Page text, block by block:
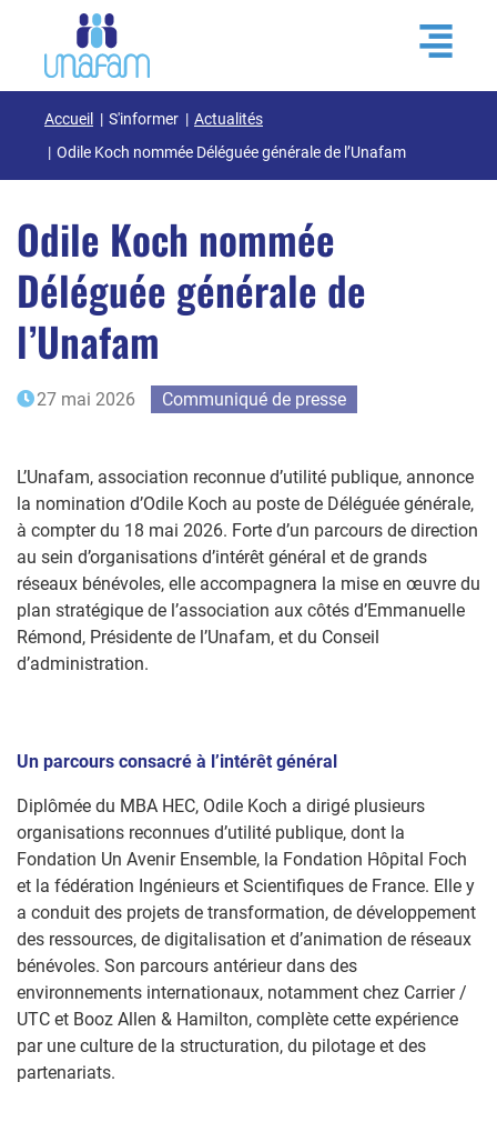
Accueil S'informer
Actualités
Odile Koch nommée Déléguée générale de l’Unafam
Odile Koch nommée
Déléguée générale de
l’Unafam
27 mai 2026 Communiqué de presse
L’Unafam, association reconnue d’utilité publique, annonce
la nomination d’Odile Koch au poste de Déléguée générale,
à compter du 18 mai 2026. Forte d’un parcours de direction
au sein d’organisations d’intérêt général et de grands
réseaux bénévoles, elle accompagnera la mise en œuvre du
plan stratégique de l’association aux côtés d’Emmanuelle
Rémond, Présidente de l’Unafam, et du Conseil
d’administration.
Un parcours consacré à l’intérêt général
Diplômée du MBA HEC, Odile Koch a dirigé plusieurs
organisations reconnues d’utilité publique, dont la
Fondation Un Avenir Ensemble, la Fondation Hôpital Foch
et la fédération Ingénieurs et Scientifiques de France. Elle y
a conduit des projets de transformation, de développement
des ressources, de digitalisation et d’animation de réseaux
bénévoles. Son parcours antérieur dans des
environnements internationaux, notamment chez Carrier /
UTC et Booz Allen & Hamilton, complète cette expérience
par une culture de la structuration, du pilotage et des
partenariats.